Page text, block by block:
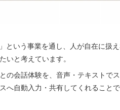
という事業を通し、人が自在に扱
いと考えています。
の会話体験を、音声・テキストで
へ自動入力・共有してくれること